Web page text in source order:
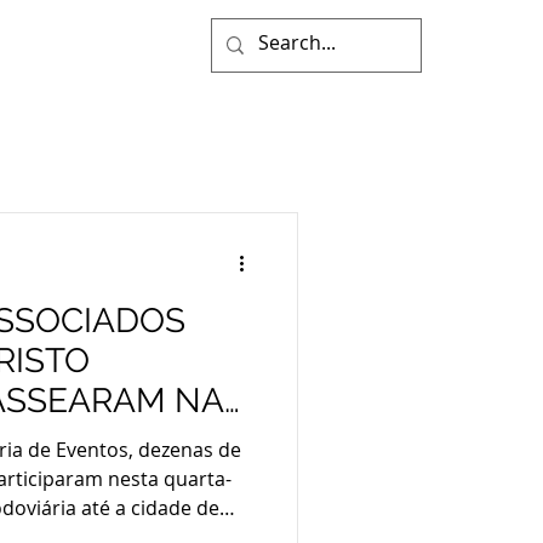
NA
de Eventos, dezenas de
nesta quarta-
até a cidade de